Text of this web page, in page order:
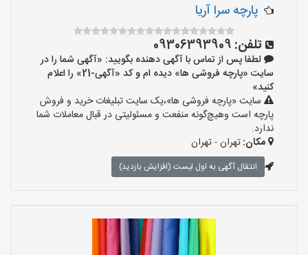
پارچه سرا آریا
تلفن: 09306393909
لطفا پس از تماس با آگهی دهنده بگویید: «آگهی شما را در
سایت «پارچه فروشی ها» دیده ام و کد «آگهی-21» را اعلام
کنید»
سایت «پارچه فروشی ها»،یک سایت تبلیغات خرید و فروش
پارچه است وهیچ‌گونه منفعت و مسئولیتی در قبال معاملات شما
ندارد.
مکان:تهران - تهران
انتقال آگهی به اول لیست (افزایش بازدید)